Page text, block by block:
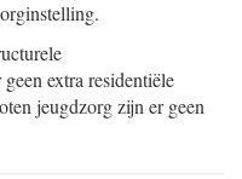
extra residentiële
jeugdzorg zijn er geen